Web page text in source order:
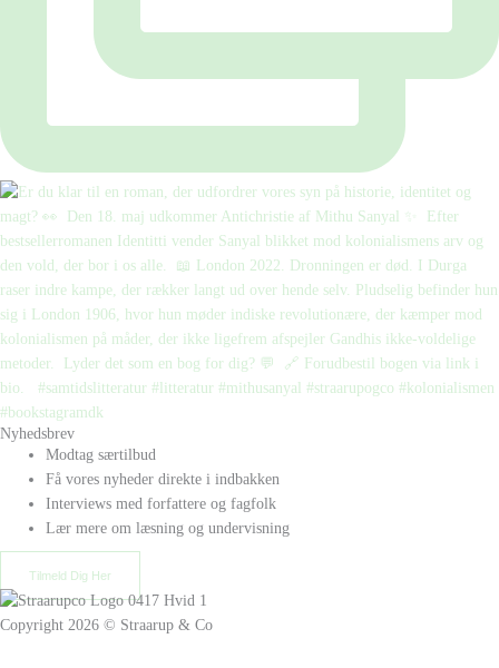
Nyhedsbrev
Modtag særtilbud
Få vores nyheder direkte i indbakken
Interviews med forfattere og fagfolk
Lær mere om læsning og undervisning
Tilmeld Dig Her
Copyright 2026 © Straarup & Co